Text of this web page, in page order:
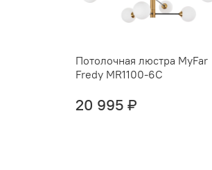
Потолочная люстра MyFar
Fredy MR1100-6C
20 995 ₽